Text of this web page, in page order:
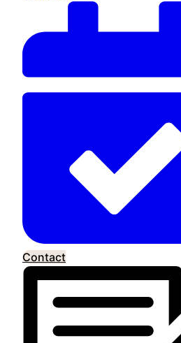
Contact